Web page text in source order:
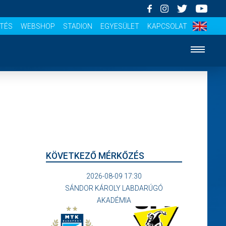
WEBSHOP STADION EGYESÜLET KAPCSOLAT
KÖVETKEZŐ MÉRKŐZÉS
2026-08-09 17:30
SÁNDOR KÁROLY LABDARÚGÓ
AKADÉMIA